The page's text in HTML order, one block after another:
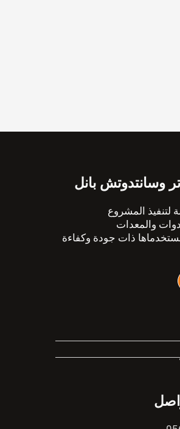
وسانتدوتش بانل
المشروع
والمعدات
ذات جودة وكفاءة